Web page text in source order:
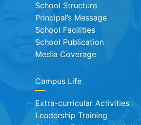
School Structure
Principal’s Message
School Facilities
School Publication
Media Coverage
Campus Life
Extra-curricular Activities
Leadership Training